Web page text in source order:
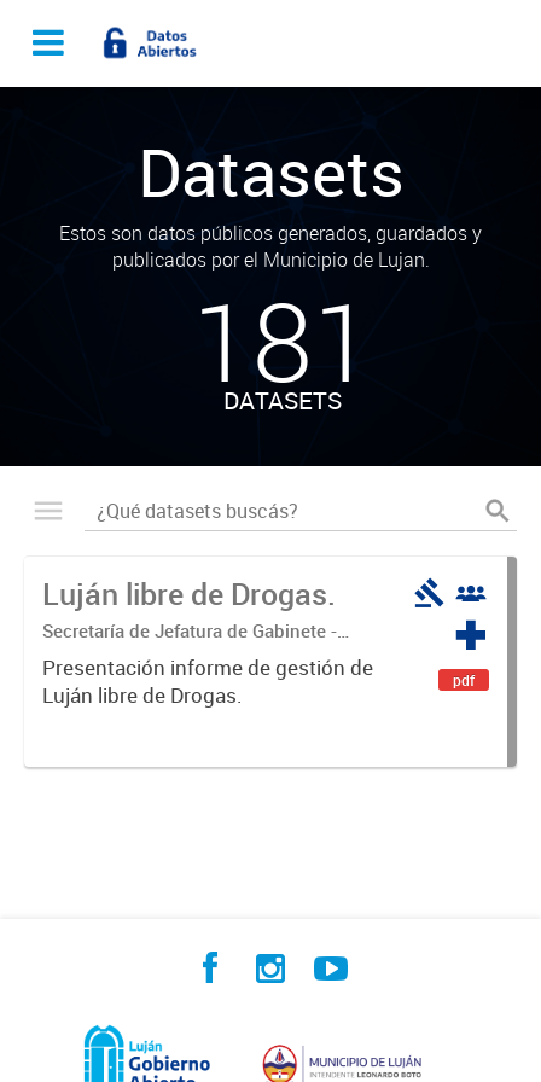
Datasets
Estos son datos públicos generados, guardados y
publicados por el Municipio de Lujan.
181
DATASETS
Luján libre de Drogas.
Secretaría de Jefatura de Gabinete -
Coordinación Luján Libre de Drogas
Presentación informe de gestión de
Luján libre de Drogas.
pdf